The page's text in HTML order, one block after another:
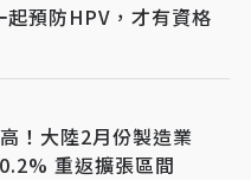
起預防HPV，才有資格
！大陸2月份製造業
重返擴張區間